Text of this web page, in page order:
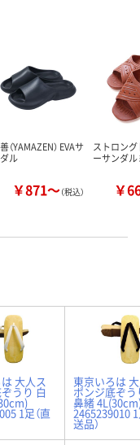
（YAMAZEN） EVAサ
ル
￥871～（税込）
ストロン
ーサンダル
￥
大人ス
うり 白
1足（直
東京いろは
ポンジ底ぞう
鼻緒
2465239010 1
送品）